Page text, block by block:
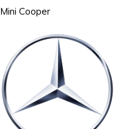
Mini Cooper